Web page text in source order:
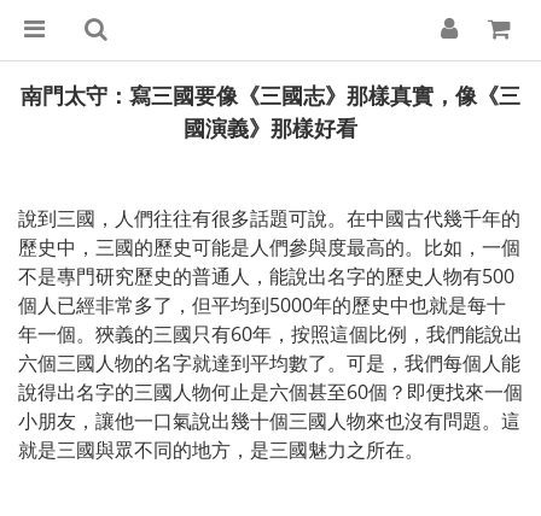
南門太守：寫三國要像《三國志》那樣真實，像《三
國演義》那樣好看
說到三國，人們往往有很多話題可說。在中國古代幾千年的
歷史中，三國的歷史可能是人們參與度最高的。比如，一個
不是專門研究歷史的普通人，能說出名字的歷史人物有500
個人已經非常多了，但平均到5000年的歷史中也就是每十
年一個。狹義的三國只有60年，按照這個比例，我們能說出
六個三國人物的名字就達到平均數了。可是，我們每個人能
說得出名字的三國人物何止是六個甚至60個？即便找來一個
小朋友，讓他一口氣說出幾十個三國人物來也沒有問題。這
就是三國與眾不同的地方，是三國魅力之所在。